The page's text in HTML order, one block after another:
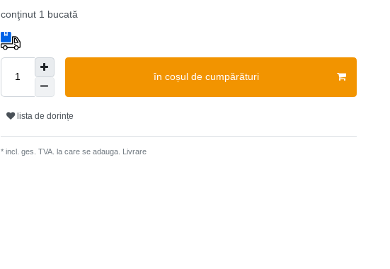
conţinut 1 bucată
în coșul de cumpărături
lista de dorințe
* incl. ges. TVA. la care se adauga. Livrare